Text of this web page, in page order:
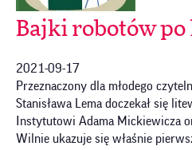
Bajki robotów
2021-09-17
Przeznaczony dla młodego
Stanisława Lema doczekał się
Instytutowi Adama Mickiewicza
Wilnie ukazuje się właśnie